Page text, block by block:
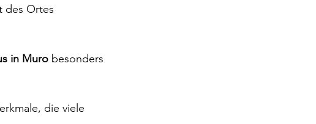
des Ortes
in Muro besonders
die viele